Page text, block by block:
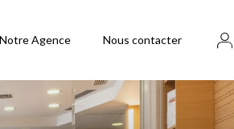
Notre Agence Nous contacter